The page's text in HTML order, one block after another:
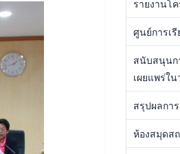
รายงานโ
ศูนย์การเ
สนับสนุนก
เผยแพร่ใ
สรุปผลกา
ห้องสมุดส